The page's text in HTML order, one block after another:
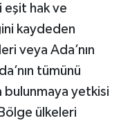
eşit hak ve
kaydeden
veya Ada’nın
tümünü
yetkisi
ülkeleri